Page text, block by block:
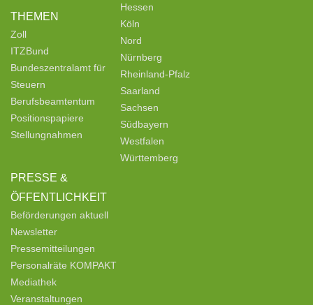
THEMEN
Zoll
ITZBund
Bundeszentralamt für
Steuern
Berufsbeamtentum
Positionspapiere
Stellungnahmen
PRESSE &
ÖFFENTLICHKEIT
Beförderungen aktuell
Newsletter
Pressemitteilungen
Personalräte KOMPAKT
Mediathek
Veranstaltungen
Hessen
Köln
Nord
Nürnberg
Rheinland-Pfalz
Saarland
Sachsen
Südbayern
Westfalen
Württemberg